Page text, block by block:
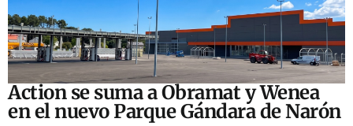
Action se suma a Obramat y Wenea
en el nuevo Parque Gándara de Narón